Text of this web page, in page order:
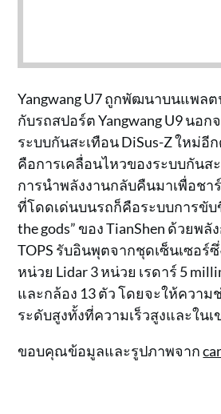
Yangwang U7 ถูกพัฒนาบนแพล
กับรถสปอร์ต Yangwang U9 นอก
ระบบกันสะเทือน DiSus-Z ใหม่อี
คือการเคลื่อนไหวของระบบกันส
การนำพลังงานกลับคืนมาเพื่อชา
ที่โดดเด่นบนรถก็คือระบบการขับ
the gods” ของ TianShen ด้วยพ
TOPS รับอินพุตจากชุดเซ็นเซอร์
หน่วย Lidar 3 หน่วย เรดาร์ 5
และกล้อง 13 ตัว โดยจะให้ความ
ระดับสูงทั้งที่ความเร็วสูงและในเ
ขอบคุณข้อมูลและรูปภาพจาก